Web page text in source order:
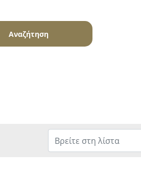
Αναζήτηση